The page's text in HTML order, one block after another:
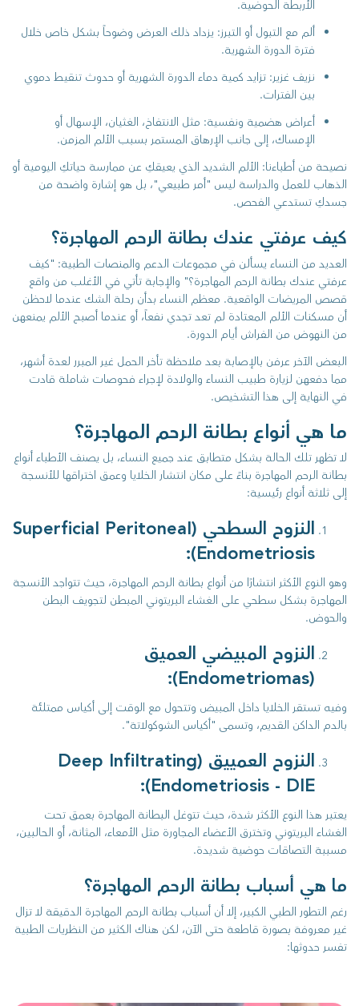
الأربطة الحوضية.
ألم مع التبول أو التبرز: يزداد ذلك العرض وضوحاً بشكل خاص خلال
فترة الدورة الشهرية.
نزيف غزير: تزايد كمية دماء الدورة الشهرية أو حدوث تنقيط دموي
بين الفترات.
أعراض هضمية ونفسية: مثل الانتفاخ، الغثيان، الإسهال أو
الإمساك، إلى جانب الإرهاق المستمر بسبب الألم المزمن.
نصيحة من أطباءنا: الألم الشديد الذي يعيقكِ عن ممارسة حياتكِ اليومية أو
الذهاب للعمل والدراسة ليس "أمر طبيعي"، بل هو إشارة واضحة من
جسدكِ تستدعي الفحص.
كيف عرفتي عندك بطانة الرحم المهاجرة؟
العديد من النساء يسألن في مجموعات الدعم والمنصات الطبية: "كيف
عرفتي عندك بطانة الرحم المهاجرة؟" والإجابة تأتي في الأغلب من واقع
قصص المريضات الواقعية. معظم النساء بدأن رحلة الشك عندما لاحظن
أن مسكنات الألم المعتادة لم تعد تجدي نفعاً، أو عندما أصبح الألم يمنعهن
من النهوض من الفراش أيام الدورة.
البعض الآخر عرفن بالإصابة بعد ملاحظة تأخر الحمل غير المبرر لعدة أشهر،
مما دفعهن لزيارة طبيب النساء والولادة لإجراء فحوصات شاملة قادت
في النهاية إلى هذا التشخيص.
ما هي أنواع بطانة الرحم المهاجرة؟
لا تظهر تلك الحالة بشكل متطابق عند جميع النساء، بل يصنف الأطباء أنواع
بطانة الرحم المهاجرة بناءً على مكان انتشار الخلايا وعمق اختراقها للأنسجة
إلى ثلاثة أنواع رئيسية:
النزوح السطحي (Superficial Peritoneal
Endometriosis):
وهو النوع الأكثر انتشارًا من أنواع بطانة الرحم المهاجرة، حيث تتواجد الأنسجة
المهاجرة بشكل سطحي على الغشاء البريتوني المبطن لتجويف البطن
والحوض.
النزوح المبيضي العميق
(Endometriomas):
وفيه تستقر الخلايا داخل المبيض وتتحول مع الوقت إلى أكياس ممتلئة
بالدم الداكن القديم، وتسمى "أكياس الشوكولاتة".
النزوح العمييق (Deep Infiltrating
Endometriosis - DIE):
يعتبر هذا النوع الأكثر شدة، حيث تتوغل البطانة المهاجرة بعمق تحت
الغشاء البريتوني وتخترق الأعضاء المجاورة مثل الأمعاء، المثانة، أو الحالبين،
مسببة التصاقات حوضية شديدة.
ما هي أسباب بطانة الرحم المهاجرة؟
رغم التطور الطبي الكبير، إلا أن أسباب بطانة الرحم المهاجرة الدقيقة لا تزال
غير معروفة بصورة قاطعة حتى الآن، لكن هناك الكثير من النظريات الطبية
تفسر حدوثها: